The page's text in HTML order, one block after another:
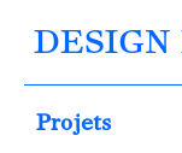
DESIGN
Projets